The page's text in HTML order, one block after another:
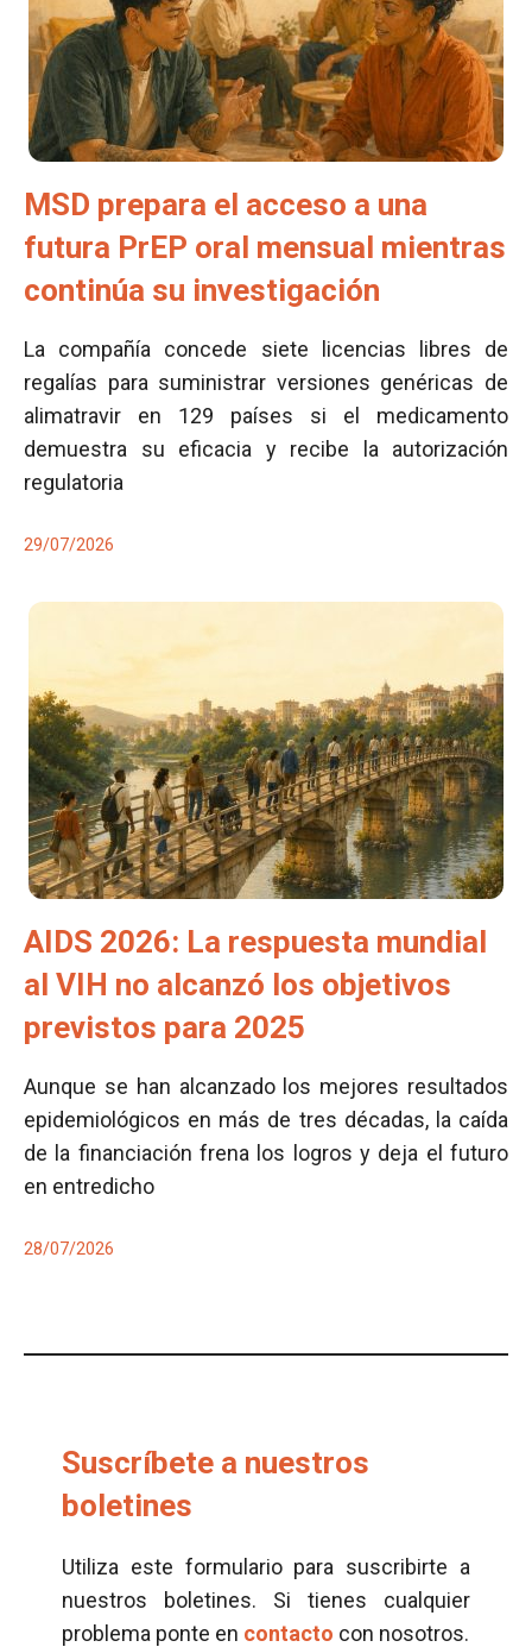
MSD prepara el acceso a una
futura PrEP oral mensual mientras
continúa su investigación
La compañía concede siete licencias libres de
regalías para suministrar versiones genéricas de
alimatravir en 129 países si el medicamento
demuestra su eficacia y recibe la autorización
regulatoria
29/07/2026
AIDS 2026: La respuesta mundial
al VIH no alcanzó los objetivos
previstos para 2025
Aunque se han alcanzado los mejores resultados
epidemiológicos en más de tres décadas, la caída
de la financiación frena los logros y deja el futuro
en entredicho
28/07/2026
Suscríbete a nuestros
boletines
Utiliza este formulario para suscribirte a
nuestros boletines. Si tienes cualquier
problema ponte en contacto con nosotros.